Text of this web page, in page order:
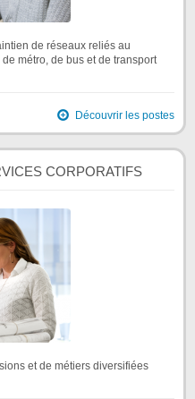
de réseaux reliés au
métro, de bus et de transport
Découvrir les postes
CORPORATIFS
et de métiers diversifiées